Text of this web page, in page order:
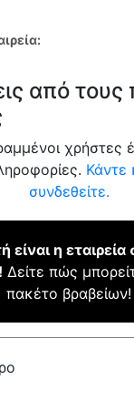
από
χρήστες
Κάντε
συνδεθείτε.
είναι η εταιρεία
Δείτε πώς
πακέτο βραβείων!